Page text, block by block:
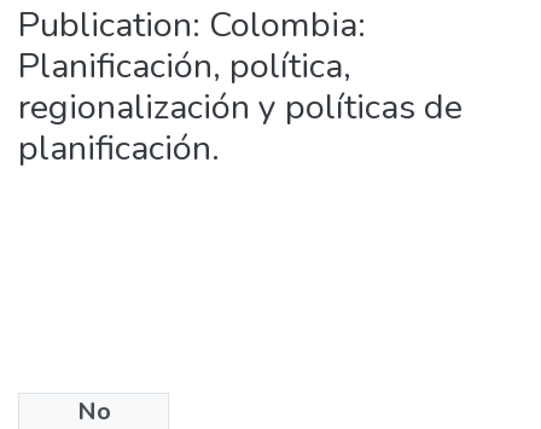
Publication: Colombia:
Planificación, política,
regionalización y políticas de
planificación.
No